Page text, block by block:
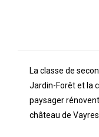
La classe de
Jardin-Forêt et la
paysager
château de Vayres.